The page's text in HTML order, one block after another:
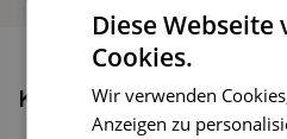
Könnte dir auch gefallen
Diese
Cookies.
Wir verwenden
Anzeigen zu